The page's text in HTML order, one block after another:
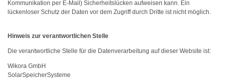
Kommunikation per E-Mail) Sicherheitslücken aufweisen kann. Ein
lückenloser Schutz der Daten vor dem Zugriff durch Dritte ist nicht möglich.
Hinweis zur verantwortlichen Stelle
Die verantwortliche Stelle für die Datenverarbeitung auf dieser Website ist:
Wikora GmbH
SolarSpeicherSysteme